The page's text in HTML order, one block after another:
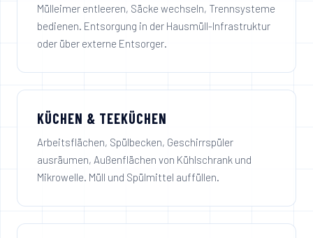
Mülleimer entleeren, Säcke wechseln, Trennsysteme
bedienen. Entsorgung in der Hausmüll-Infrastruktur
oder über externe Entsorger.
KÜCHEN & TEEKÜCHEN
Arbeitsflächen, Spülbecken, Geschirrspüler
ausräumen, Außenflächen von Kühlschrank und
Mikrowelle. Müll und Spülmittel auffüllen.